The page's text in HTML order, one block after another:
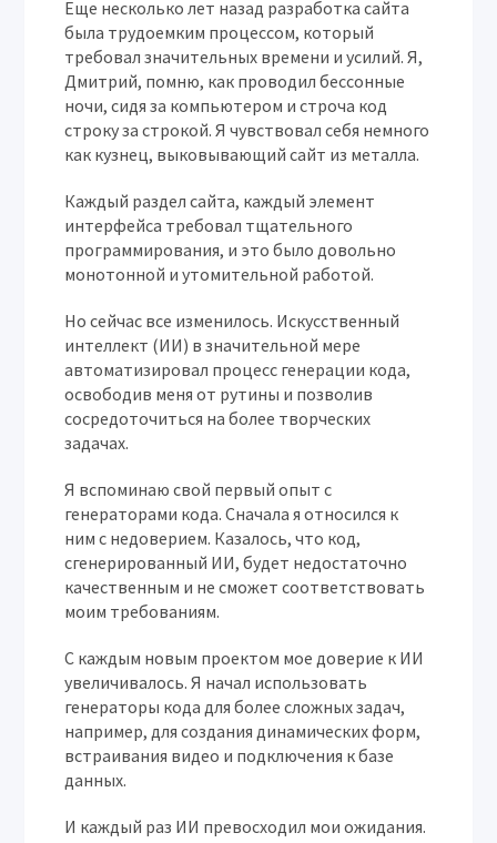
Еще несколько лет назад разработка сайта
была трудоемким процессом, который
требовал значительных времени и усилий. Я,
Дмитрий, помню, как проводил бессонные
ночи, сидя за компьютером и строча код
строку за строкой. Я чувствовал себя немного
как кузнец, выковывающий сайт из металла.
Каждый раздел сайта, каждый элемент
интерфейса требовал тщательного
программирования, и это было довольно
монотонной и утомительной работой.
Но сейчас все изменилось. Искусственный
интеллект (ИИ) в значительной мере
автоматизировал процесс генерации кода,
освободив меня от рутины и позволив
сосредоточиться на более творческих
задачах.
Я вспоминаю свой первый опыт с
генераторами кода. Сначала я относился к
ним с недоверием. Казалось, что код,
сгенерированный ИИ, будет недостаточно
качественным и не сможет соответствовать
моим требованиям.
С каждым новым проектом мое доверие к ИИ
увеличивалось. Я начал использовать
генераторы кода для более сложных задач,
например, для создания динамических форм,
встраивания видео и подключения к базе
данных.
И каждый раз ИИ превосходил мои ожидания.